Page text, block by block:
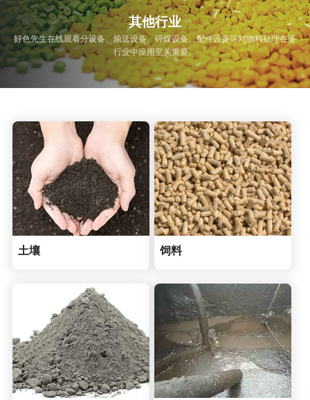
其他行业
好色先生在线观看分设备、输送设备、碎煤设备、配件设备等对物料处理在多
行业中应用至关重要。
土壤 饲料